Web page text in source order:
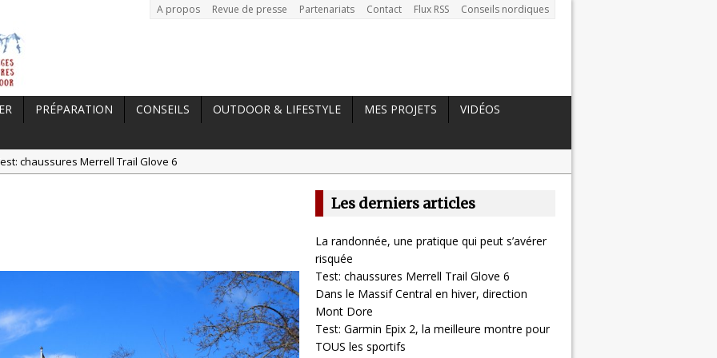
A propos Revue de presse Partenariats Contact Flux RSS Conseils nordiques
PRÉPARATION CONSEILS OUTDOOR & LIFESTYLE MES PROJETS
VIDÉOS
chaussures Merrell Trail Glove 6
Les derniers articles
La randonnée, une pratique qui peut s’avérer
risquée
Test: chaussures Merrell Trail Glove 6
Dans le Massif Central en hiver, direction
Mont Dore
Test: Garmin Epix 2, la meilleure montre pour
TOUS les sportifs